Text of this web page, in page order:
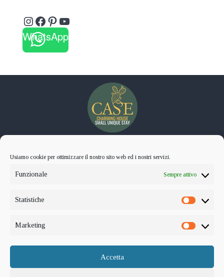
Usiamo cookie per ottimizzare il nostro sito web ed i nostri servizi.
Funzionale Sempre attivo
Statistiche
Marketing
Accetta
Instagram
Facebook
Pinterest
YouTube
WhatsApp
Small Unique Stay
e.Mail : info@casecharminghouse.com
Whatsapp : +39 338 1200561